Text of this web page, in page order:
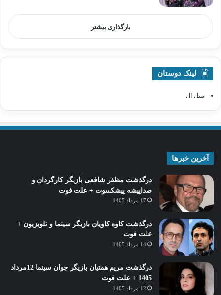
بارگذاری بیشتر
لینک دوستان
مبل ال
آخرین خبرها
درگذشت مظفر شافعی بازیگر کارگردان و
صداپیشه پیشکسوت + علت فوت
17 مرداد 1405
درگذشت کاوه کاویان بازیگر سینما و تلویزیون +
علت فوت
14 مرداد 1405
درگذشت مریم همتیان بازیگر جوان سینما 12مرداد
1405 + علت فوت
12 مرداد 1405